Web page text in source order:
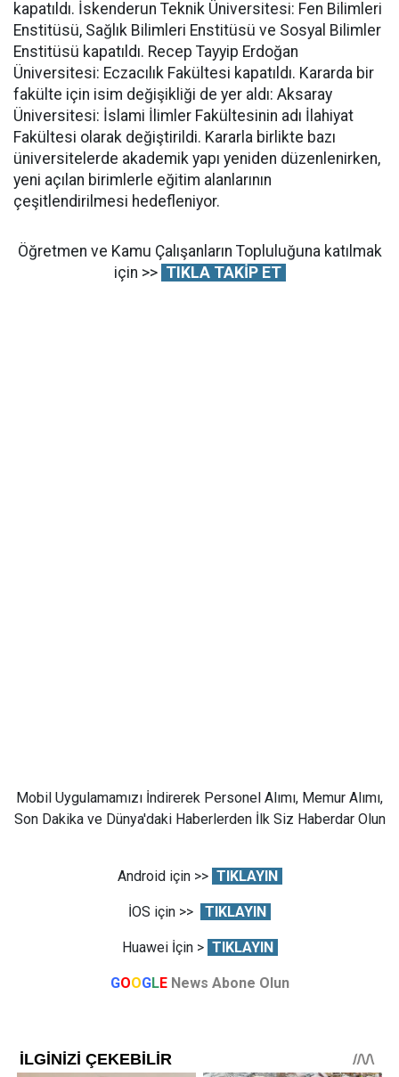
kapatıldı. İskenderun Teknik Üniversitesi: Fen Bilimleri
Enstitüsü, Sağlık Bilimleri Enstitüsü ve Sosyal Bilimler
Enstitüsü kapatıldı. Recep Tayyip Erdoğan
Üniversitesi: Eczacılık Fakültesi kapatıldı. Kararda bir
fakülte için isim değişikliği de yer aldı: Aksaray
Üniversitesi: İslami İlimler Fakültesinin adı İlahiyat
Fakültesi olarak değiştirildi. Kararla birlikte bazı
üniversitelerde akademik yapı yeniden düzenlenirken,
yeni açılan birimlerle eğitim alanlarının
çeşitlendirilmesi hedefleniyor.
Öğretmen ve Kamu Çalışanların Topluluğuna katılmak
için >> TIKLA TAKİP ET
Mobil Uygulamamızı İndirerek Personel Alımı, Memur Alımı,
Son Dakika ve Dünya'daki Haberlerden İlk Siz Haberdar Olun
Android için >> TIKLAYIN
İOS için >> TIKLAYIN
Huawei İçin > TIKLAYIN
GOOGLE News Abone Olun